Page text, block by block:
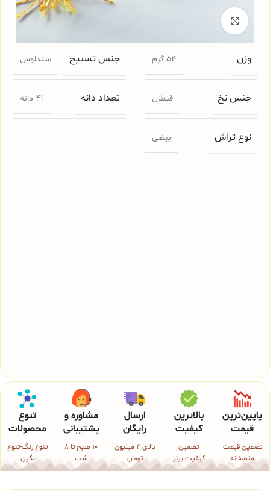
برای بزرگنمایی کلیک کنید
وزن 54 گرم جنس تسبیح سندلوس
جنس نخ قیطان تعداد دانه 41 دانه
نوع تراش بیضی
پایین‌ترین
قیمت
تضمین قیمت
منصفانه
بالاترین
کیفیت
تضمین
کیفیت برتر
ارسال
رایگان
بالای 4 میلیون
تومان
مشاوره و
پشتیبانی
10 صبح تا 8
شب
تنوع
محصولات
تنوع رنگ-تنوع
نگین